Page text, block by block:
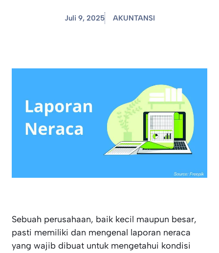
Juli 9, 2025 AKUNTANSI
Sebuah perusahaan, baik kecil maupun besar,
pasti memiliki dan mengenal laporan neraca
yang wajib dibuat untuk mengetahui kondisi